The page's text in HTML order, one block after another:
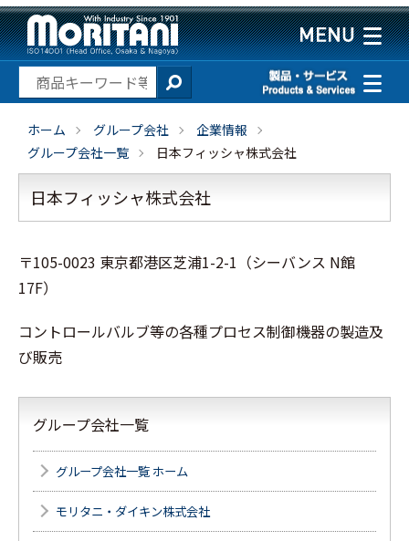
ホーム グループ会社
企業情報
グループ会社一覧
日本フィッシャ株式会社
日本フィッシャ株式会社
〒105-0023 東京都港区芝浦1-2-1（シーバンス N館
17F）
コントロールバルブ等の各種プロセス制御機器の製造及
び販売
グループ会社一覧
グループ会社一覧 ホーム
モリタニ・ダイキン株式会社